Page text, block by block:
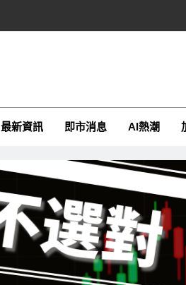
CFTime與你一同探索
最新資訊
即市消息 AI熱潮